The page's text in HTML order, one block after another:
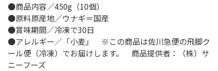
●商品内容／450g（10個）
●原料原産地／ウナギ＝国産
●賞味期間／冷凍で30日
●アレルギー／「小麦」 ※この商品は佐川急便の飛脚ク
ール便（冷凍）でお届けします。 商品提供者：（株）サ
ニーフーズ